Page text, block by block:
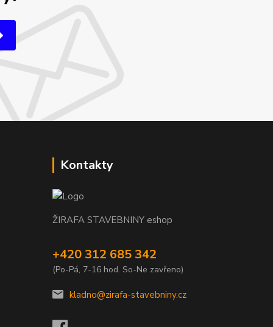
Kontakty
ŽIRAFA STAVEBNINY eshop
+420 312 685 342
(Po-Pá, 7-16 hod. So-Ne zavřeno)
kladno@zirafa-stavebniny.cz